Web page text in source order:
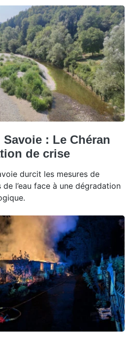
Savoie : Le Chéran
de crise
durcit les mesures de
l’eau face à une dégradation